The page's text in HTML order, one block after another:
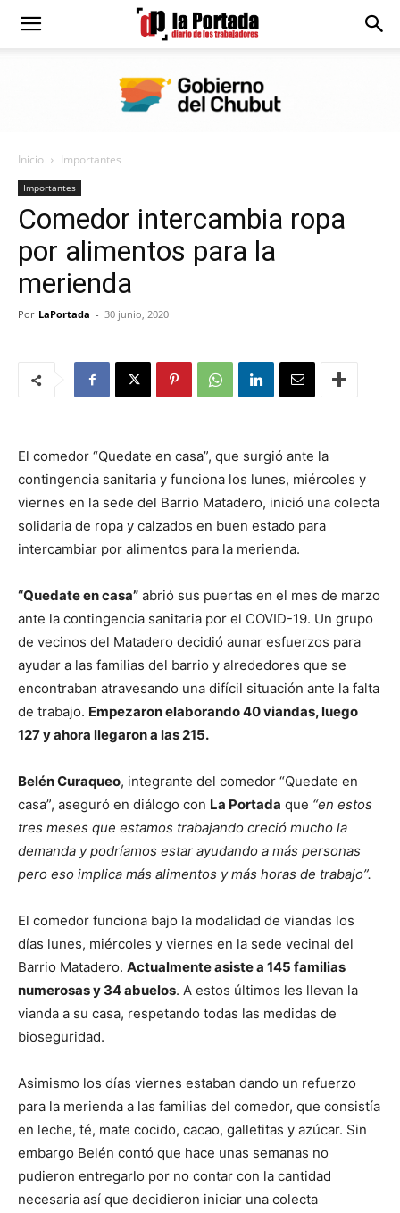
Diario
Portada
Inicio Importantes
Importantes
Comedor intercambia ropa
por alimentos para la
merienda
Por LaPortada - 30 junio, 2020
El comedor “Quedate en casa”, que surgió ante la
contingencia sanitaria y funciona los lunes, miércoles y
viernes en la sede del Barrio Matadero, inició una colecta
solidaria de ropa y calzados en buen estado para
intercambiar por alimentos para la merienda.
“Quedate en casa” abrió sus puertas en el mes de marzo
ante la contingencia sanitaria por el COVID-19. Un grupo
de vecinos del Matadero decidió aunar esfuerzos para
ayudar a las familias del barrio y alrededores que se
encontraban atravesando una difícil situación ante la falta
de trabajo. Empezaron elaborando 40 viandas, luego
127 y ahora llegaron a las 215.
Belén Curaqueo, integrante del comedor “Quedate en
casa”, aseguró en diálogo con La Portada que “en estos
tres meses que estamos trabajando creció mucho la
demanda y podríamos estar ayudando a más personas
pero eso implica más alimentos y más horas de trabajo”.
El comedor funciona bajo la modalidad de viandas los
días lunes, miércoles y viernes en la sede vecinal del
Barrio Matadero. Actualmente asiste a 145 familias
numerosas y 34 abuelos. A estos últimos les llevan la
vianda a su casa, respetando todas las medidas de
bioseguridad.
Asimismo los días viernes estaban dando un refuerzo
para la merienda a las familias del comedor, que consistía
en leche, té, mate cocido, cacao, galletitas y azúcar. Sin
embargo Belén contó que hace unas semanas no
pudieron entregarlo por no contar con la cantidad
necesaria así que decidieron iniciar una colecta